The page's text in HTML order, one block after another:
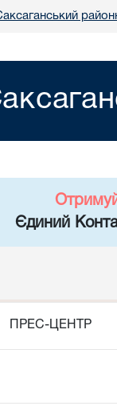
Єдиний
ПРЕС-ЦЕНТР